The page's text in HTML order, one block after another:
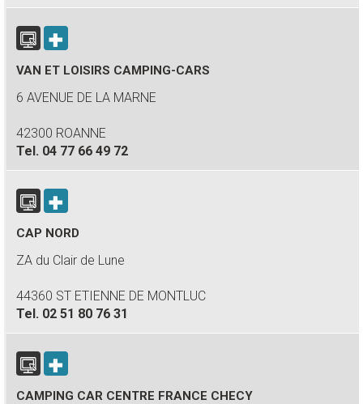
VAN ET LOISIRS CAMPING-CARS
6 AVENUE DE LA MARNE
42300 ROANNE
Tel. 04 77 66 49 72
CAP NORD
ZA du Clair de Lune
44360 ST ETIENNE DE MONTLUC
Tel. 02 51 80 76 31
CAMPING CAR CENTRE FRANCE CHECY